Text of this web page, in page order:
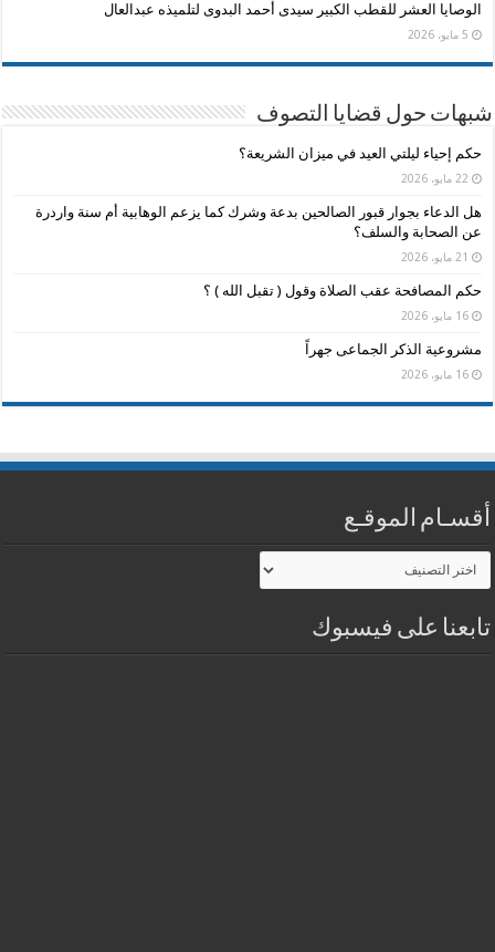
الوصايا العشر للقطب الكبير سيدى أحمد البدوى لتلميذه عبدالعال
5 مايو، 2026
شبهات حول قضايا التصوف
حكم إحياء ليلتي العيد في ميزان الشريعة؟
22 مايو، 2026
هل الدعاء بجوار قبور الصالحين بدعة وشرك كما يزعم الوهابية أم سنة واردرة
عن الصحابة والسلف؟
21 مايو، 2026
حكم المصافحة عقب الصلاة وقول ( تقبل الله ) ؟
16 مايو، 2026
مشروعية الذكر الجماعى جهراً
16 مايو، 2026
أقسـام الموقـع
أقسـام
الموقـع
تابعنا على فيسبوك